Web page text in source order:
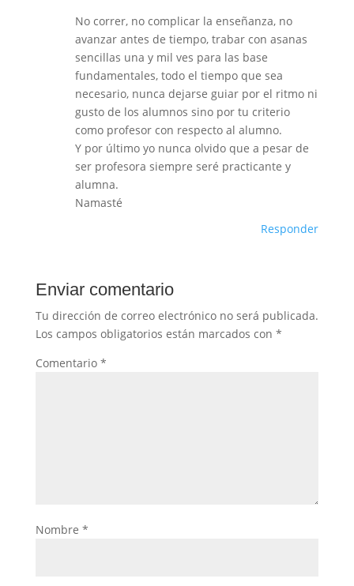
No correr, no complicar la enseñanza, no
avanzar antes de tiempo, trabar con asanas
sencillas una y mil ves para las base
fundamentales, todo el tiempo que sea
necesario, nunca dejarse guiar por el ritmo ni
gusto de los alumnos sino por tu criterio
como profesor con respecto al alumno.
Y por último yo nunca olvido que a pesar de
ser profesora siempre seré practicante y
alumna.
Namasté
Responder
Enviar comentario
Tu dirección de correo electrónico no será publicada.
Los campos obligatorios están marcados con *
Comentario *
Nombre *